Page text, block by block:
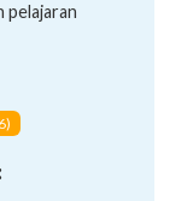
pelajaran